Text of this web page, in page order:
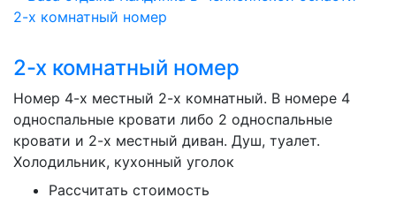
2-х комнатный номер
Номер 4-х местный 2-х комнатный. В номере 4
односпальные кровати либо 2 односпальные
кровати и 2-х местный диван. Душ, туалет.
Холодильник, кухонный уголок
Рассчитать стоимость